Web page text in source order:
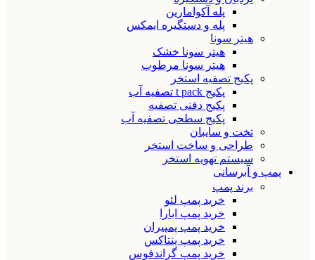
پله آکوامارین
پله و دستگیره ایمکس
هیتر سونا
هیتر سونا خشک
هیتر سونا مرطوب
پکیج تصفیه استخر
پکیج t pack تصفیه آب
پکیج دفنی تصفیه
پکیج سطحی تصفیه آب
تخت و سایبان
طراحی و ساخت استخر
سیستم تهویه استخر
پمپ و آبرسانی
برند پمپ
خرید پمپ لئو
خرید پمپ ابارا
خرید پمپ پمپیران
خرید پمپ پنتاکس
خرید پمپ گراندفوس